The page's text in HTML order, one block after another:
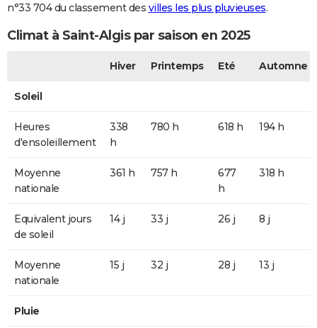
n°33 704 du classement des villes les plus pluvieuses.
Climat à Saint-Algis par saison en 2025
Hiver Printemps Eté Automne
Soleil
Heures
d'ensoleillement
338
h
780 h 618 h 194 h
Moyenne
nationale
361 h 757 h
677
h
318 h
Equivalent jours
de soleil
14 j 33 j 26 j 8 j
Moyenne
nationale
15 j 32 j 28 j 13 j
Pluie